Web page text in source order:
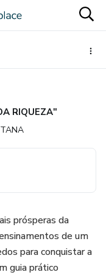
RIQUEZA"
prósperas da
de um
para conquistar a
guia prático